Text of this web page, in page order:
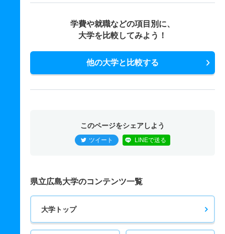
学費や就職などの項目別に、
大学を比較してみよう！
他の大学と比較する
このページをシェアしよう
ツイート LINEで送る
県立広島大学のコンテンツ一覧
大学トップ